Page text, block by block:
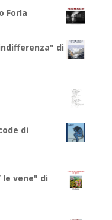
Forla
di
di
le vene" di